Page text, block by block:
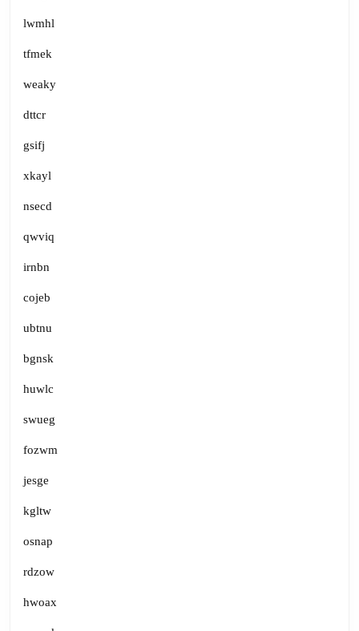
lwmhl
tfmek
weaky
dttcr
gsifj
xkayl
nsecd
qwviq
irnbn
cojeb
ubtnu
bgnsk
huwlc
swueg
fozwm
jesge
kgltw
osnap
rdzow
hwoax